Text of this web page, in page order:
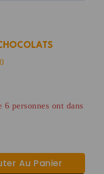
des dernières 19
personnes ont dans leur
Au Panier